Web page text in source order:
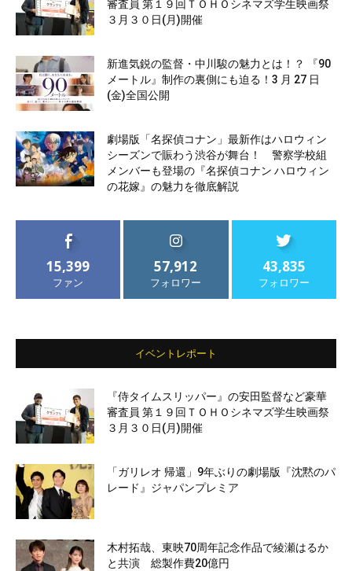
審査員 第１９回ＴＯＨＯシネマズ学生映画祭
３月３０日(月)開催
新進気鋭の監督・中川駿の魅力とは！？ 『90
メートル』制作の裏側にも迫る！3 月 27 日
(金)全国公開
劇場版「名探偵コナン」最新作はハロウィン
シーズンで賑わう渋谷が舞台！ 警察学校組
メンバーも登場の『名探偵コナン ハロウィン
の花嫁』の魅力を徹底解説
15,399
ファン
57,912
フォロワー
43,835
フォロワー
イベントレポート
『侍タイムスリッパー』の安田監督など豪華
審査員 第１９回ＴＯＨＯシネマズ学生映画祭
３月３０日(月)開催
「ガリレオ 帰還」9年ぶりの劇場版『沈黙のパ
レード』ジャパンプレミア
木村拓哉、東映70周年記念作品で綾瀬はるか
と共演 総製作費20億円